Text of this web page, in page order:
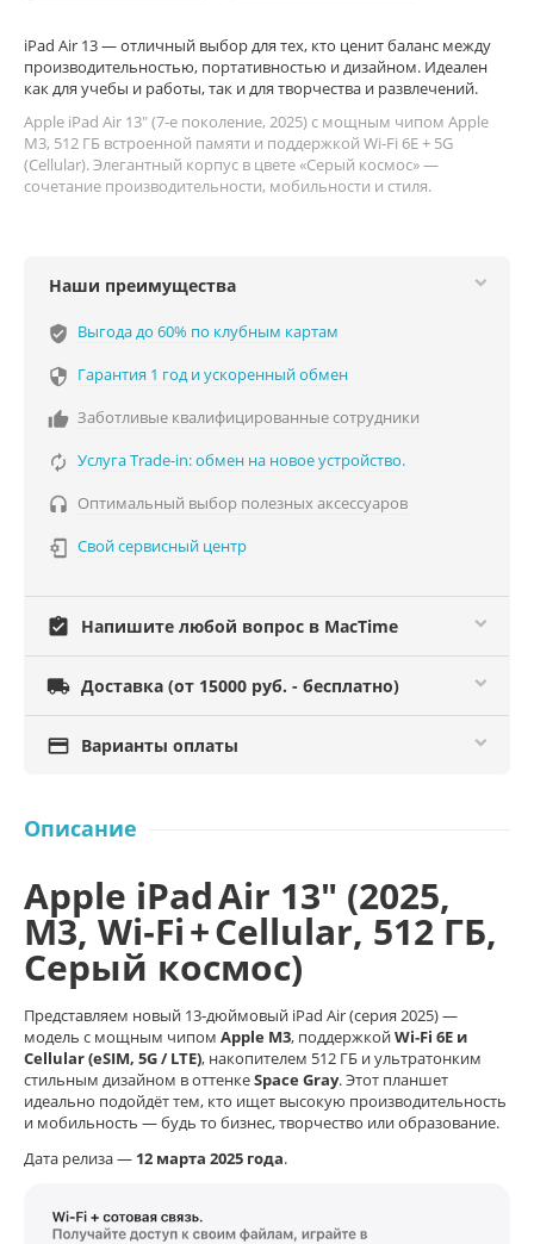
iPad Air 13 — отличный выбор для тех, кто ценит баланс между
производительностью, портативностью и дизайном. Идеален
как для учебы и работы, так и для творчества и развлечений.
Apple iPad Air 13" (7‑е поколение, 2025) с мощным чипом Apple
M3, 512 ГБ встроенной памяти и поддержкой Wi‑Fi 6E + 5G
(Cellular). Элегантный корпус в цвете «Серый космос» —
сочетание производительности, мобильности и стиля.
Наши преимущества
verified_user Выгода до 60% по клубным картам
 Гарантия 1 год и ускоренный обмен
 Заботливые квалифицированные сотрудники
 Услуга Trade-in: обмен на новое устройство.
 Оптимальный выбор полезных аксессуаров
 Свой сервисный центр
assignment_turned_in Напишите любой вопрос в MacTime
 Доставка (от 15000 руб. - бесплатно)
 Варианты оплаты
Описание
Apple iPad Air 13″ (2025,
M3, Wi‑Fi + Cellular, 512 ГБ,
Серый космос)
Представляем новый 13‑дюймовый iPad Air (серия 2025) —
модель с мощным чипом Apple M3, поддержкойWi‑Fi 6E и
Cellular (eSIM, 5G / LTE), накопителем 512 ГБ и ультратонким
стильным дизайном в оттенкеSpace Gray. Этот планшет
идеально подойдёт тем, кто ищет высокую производительность
и мобильность — будь то бизнес, творчество или образование.
Дата релиза — 12 марта 2025 года.